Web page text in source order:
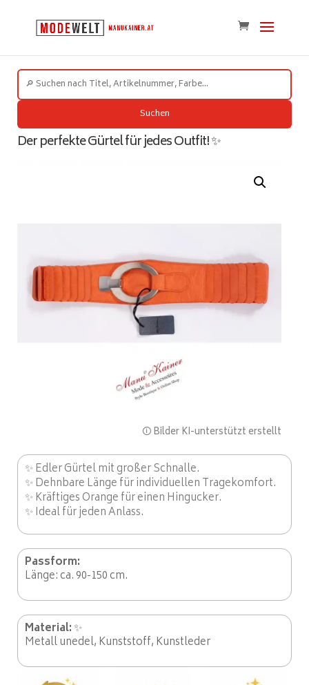
Suchen
Der perfekte Gürtel für jedes Outfit! ✨
🛈 Bilder KI-unterstützt erstellt
✨ Edler Gürtel mit großer Schnalle.
✨ Dehnbare Länge für individuellen Tragekomfort.
✨ Kräftiges Orange für einen Hingucker.
✨ Ideal für jeden Anlass.
Passform:
Länge: ca. 90-150 cm.
Material:✨
Metall unedel, Kunststoff, Kunstleder